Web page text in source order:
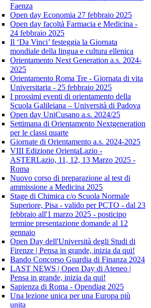
Faenza
Open day Economia 27 febbraio 2025
Open day facoltà Farmacia e Medicina -
24 febbraio 2025
Il ‘Da Vinci’ festeggia la Giornata
mondiale della lingua e cultura ellenica
Orientamento Next Generation a.s. 2024-
2025
Orientamento Roma Tre - Giornata di vita
Universitaria - 25 febbraio 2025
I prossimi eventi di orientamento della
Scuola Galileiana – Università di Padova
Open day UniCusano a.s. 2024/25
Settimana di Orientamento Nextgeneration
per le classi quarte
Giornate di Orientamento a.s. 2024-2025
VIII Edizione OrientaLazio -
ASTERLazio, 11, 12, 13 Marzo 2025 -
Roma
Nuovo corso di preparazione al test di
ammissione a Medicina 2025
Stage di Chimica c/o Scuola Normale
Superiore, Pisa - valido per PCTO - dal 23
febbraio all'1 marzo 2025 - posticipo
termine presentazione domande al 12
gennaio
Open Day dell'Università degli Studi di
Firenze | Pensa in grande, inizia da qui!
Bando Concorso Guardia di Finanza 2024
LAST NEWS | Open Day di Ateneo |
Pensa in grande, inizia da qui!
Sapienza di Roma - Opendiag 2025
Una lezione unica per una Europa più
unita